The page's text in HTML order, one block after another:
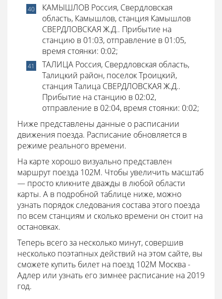
КАМЫШЛОВ Россия, Свердловская
область, Камышлов, станция Камышлов
СВЕРДЛОВСКАЯ Ж.Д.. Прибытие на
станцию в 01:03, отправление в 01:05,
время стоянки: 0:02;
ТАЛИЦА Россия, Свердловская область,
Талицкий район, поселок Троицкий,
станция Талица СВЕРДЛОВСКАЯ Ж.Д..
Прибытие на станцию в 02:02,
отправление в 02:04, время стоянки: 0:02;
Ниже представлены данные о расписании
движения поезда. Расписание обновляется в
режиме реального времени.
На карте хорошо визуально представлен
маршрут поезда 102М. Чтобы увеличить масштаб
— просто кликните дважды в любой области
карты. А в подробной таблице ниже, можно
узнать порядок следования состава этого поезда
по всем станциям и сколько времени он стоит на
остановках.
Теперь всего за несколько минут, совершив
несколько поэтапных действий на этом сайте, вы
сможете купить билет на поезд 102М Москва -
Адлер или узнать его зимнее расписание на 2019
год.